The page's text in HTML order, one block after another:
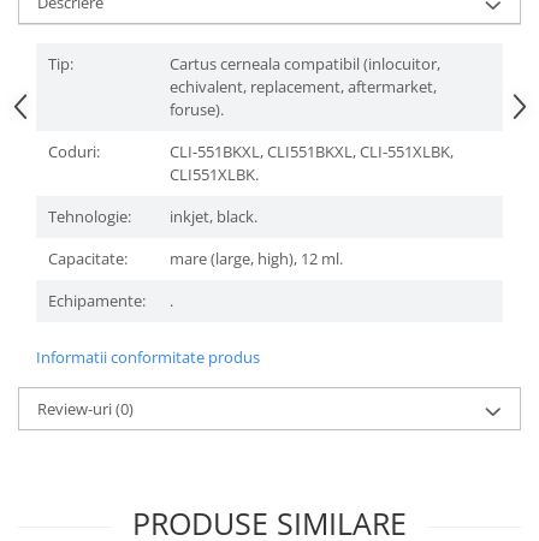
Tip:
Cartus cerneala compatibil (inlocuitor,
echivalent, replacement, aftermarket,
foruse).
Coduri:
CLI-551BKXL, CLI551BKXL, CLI-551XLBK,
CLI551XLBK.
Tehnologie:
inkjet, black.
Capacitate:
mare (large, high), 12 ml.
Echipamente:
.
Informatii conformitate produs
Review-uri(0)
PRODUSE SIMILARE